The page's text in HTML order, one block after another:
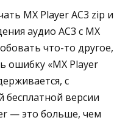
MX Player AC3 zip и
аудио AC3 с MX
что-то другое,
ошибку «MX Player
с
версии
— это больше, чем